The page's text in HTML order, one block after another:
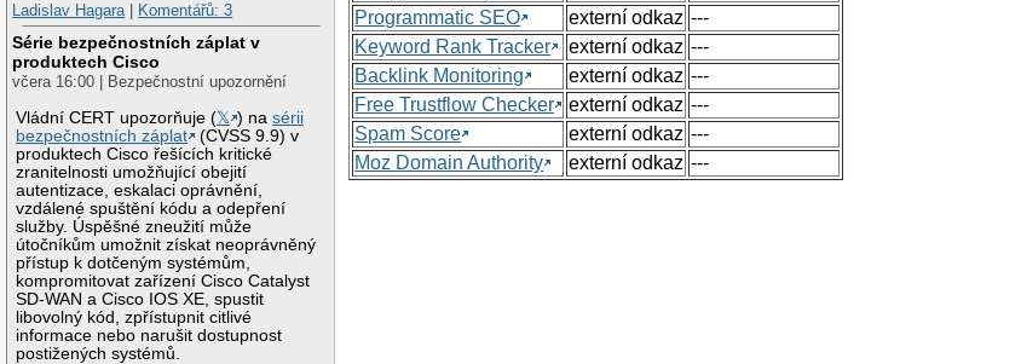
Ladislav Hagara| Komentářů: 3
Série bezpečnostních záplat v
produktech Cisco
včera 16:00 | Bezpečnostní upozornění
Vládní CERT upozorňuje (𝕏 ) nasérii
bezpečnostních záplat
(CVSS 9.9) v
produktech Cisco řešících kritické
zranitelnosti umožňující obejití
autentizace, eskalaci oprávnění,
vzdálené spuštění kódu a odepření
služby. Úspěšné zneužití může
útočníkům umožnit získat neoprávněný
přístup k dotčeným systémům,
kompromitovat zařízení Cisco Catalyst
SD-WAN a Cisco IOS XE, spustit
libovolný kód, zpřístupnit citlivé
informace nebo narušit dostupnost
postižených systémů.
Programmatic SEO
externí odkaz ---
Keyword Rank Tracker
externí odkaz ---
Backlink Monitoring
externí odkaz ---
Free Trustflow Checker
externí odkaz ---
Spam Score
externí odkaz ---
Moz Domain Authority
externí odkaz ---